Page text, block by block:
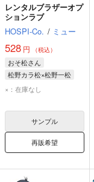
レンタルブラザーオプ
ションラブ
HOSPI-Co. / ミュー
528 円 （税込）
おそ松さん
松野カラ松×松野一松
松野カラ松
×：在庫なし
サンプル
再販希望